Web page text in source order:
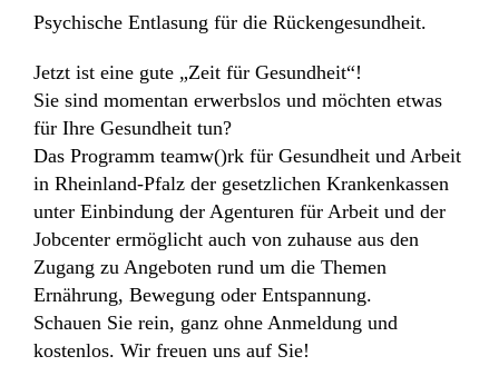
Psychische Entlasung für die Rückengesundheit.
Jetzt ist eine gute „Zeit für Gesundheit“!
Sie sind momentan erwerbslos und möchten etwas
für Ihre Gesundheit tun?
Das Programm teamw()rk für Gesundheit und Arbeit
in Rheinland-Pfalz der gesetzlichen Krankenkassen
unter Einbindung der Agenturen für Arbeit und der
Jobcenter ermöglicht auch von zuhause aus den
Zugang zu Angeboten rund um die Themen
Ernährung, Bewegung oder Entspannung.
Schauen Sie rein, ganz ohne Anmeldung und
kostenlos. Wir freuen uns auf Sie!